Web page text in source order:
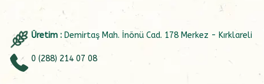
Üretim : Demirtaş Mah. İnönü Cad. 178 Merkez - Kırklareli
0 (288) 214 07 08